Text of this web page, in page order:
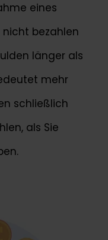
eines
nicht bezahlen
länger als
mehr
schließlich
als Sie